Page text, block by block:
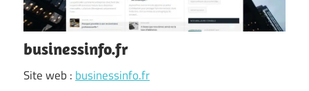
businessinfo.fr
Site web : businessinfo.fr